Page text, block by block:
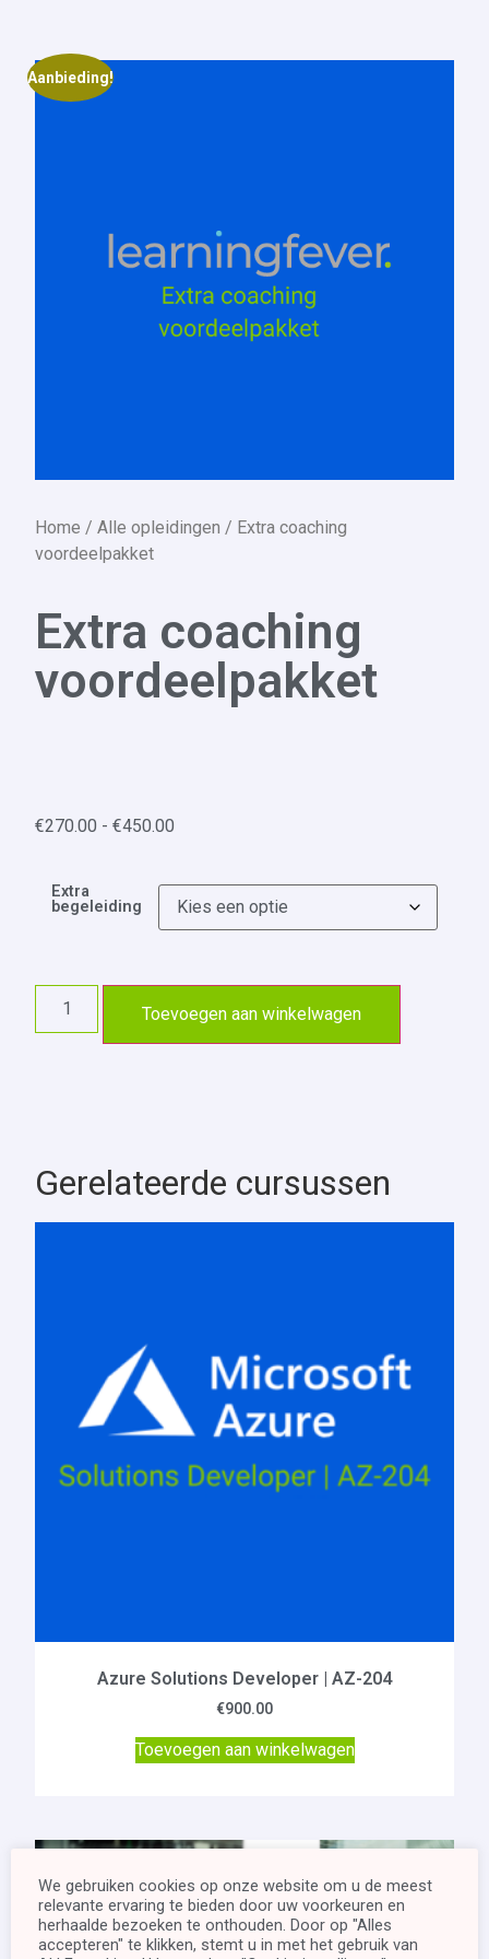
Aanbieding!
Home / Alle opleidingen / Extra coaching
voordeelpakket
Extra coaching
voordeelpakket
€270.00 - €450.00
Extra
begeleiding
Toevoegen aan winkelwagen
Gerelateerde cursussen
Azure Solutions Developer | AZ-204
€900.00
Toevoegen aan winkelwagen
We gebruiken cookies op onze website om u de meest
relevante ervaring te bieden door uw voorkeuren en
herhaalde bezoeken te onthouden. Door op "Alles
accepteren" te klikken, stemt u in met het gebruik van